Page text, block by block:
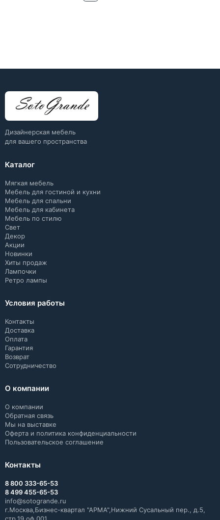
Дизайнерская мебель
для вашего пространства
Каталог
Мягкая мебель
Мебель для гостиной и кухни
Мебель для спальни
Мебель для кабинета
Мебель по стилю
Свет
Декор
Акции
Новинки
Хиты продаж
Лампочки
Ретро лампы
Условия работы
Контакты
Доставка
Оплата
Гарантия
Возврат
Сотрудничество
О компании
О компании
Обратная связь
Мы на выставке
Оферта и политика конфиденциальности
Пользовательское соглашение
Контакты
8 800 333-65-53
8 499 455-65-53
info@sotogrande.ru
г.Москва,Бизнес-квартал "АРМА",Нижний Сусальный пер., д.5,